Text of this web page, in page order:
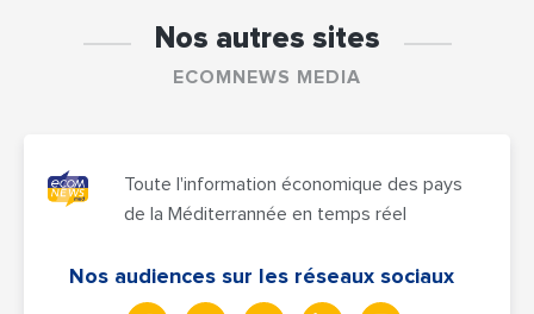
Nos autres sites
ECOMNEWS MEDIA
Toute l'information économique des pays
de la Méditerrannée en temps réel
Nos audiences sur les réseaux sociaux